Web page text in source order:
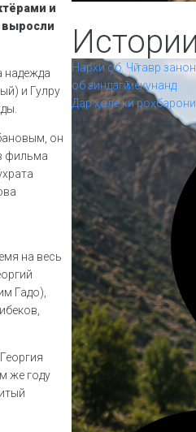
и
выросли
надежда
и Гулру
он
фильма
на весь
Гадо),
же году
Истории
Нархи об. Чӣ тавр
об зиндагӣ мекунанд
Дар ҳоле ки